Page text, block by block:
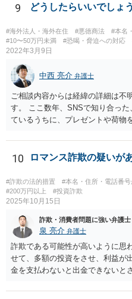
9 どうしたらいいでしょ
#海外法人・海外在住 #悪徳商法
#本名
#10〜50万円未満
#恐喝・脅迫への対応
2022年3月9日
中西 亮介 弁護士
ご相談内容からは経緯の詳細は不
す。 ここ数年、SNSで知り合っ
ているうちに、プレゼントや荷物
います。 本件でも、住所を教え
ることは通常できませんし、そも
難いです。 にも関わらず、その
る態様から詐欺の可能性が高いの
手を信頼できる事情がない限り、
と思います。
10 ロマンス詐欺の疑いが
#詐欺の法的措置 #本名・住所・電話番号
#200万円以上
#投資詐欺
2025年10月15日
詐欺・消費者問題に強い弁護士
泉 亮介 弁護士
詐欺である可能性が高いように思
せて、多額の投資をさせ、利益が
金を支払わないと出金できないと
であれば弁護士に相談されると良